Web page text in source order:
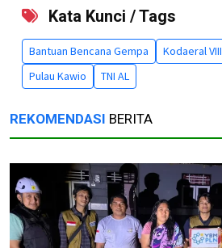
Kata Kunci / Tags
Bantuan Bencana Gempa Kodaeral VIII
Pulau Kawio
TNI AL
REKOMENDASI BERITA